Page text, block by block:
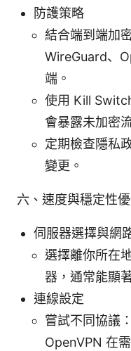
防護策略
結合端到端加
WireGuard、
端。
使用 Kill
會暴露未加密
定期檢查隱私
變更。
六、速度與穩定性
伺服器選擇與網
選擇離你所在
器，通常能顯
連線設定
嘗試不同協議
OpenVPN 在